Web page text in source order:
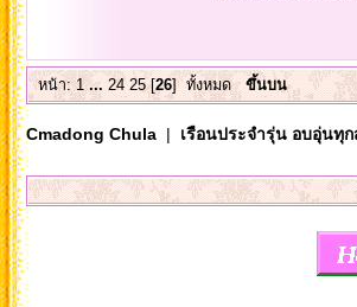
หน้า:1 ... 24 25[26] ทั้งหมด ขึ้นบน
Cmadong Chula| เรือนประจำรุ่น อบอุ่นทุ